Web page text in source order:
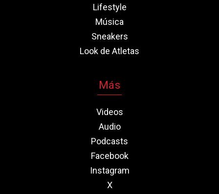
Lifestyle
Música
Sneakers
Look de Atletas
Más
Videos
Audio
Podcasts
Facebook
Instagram
X